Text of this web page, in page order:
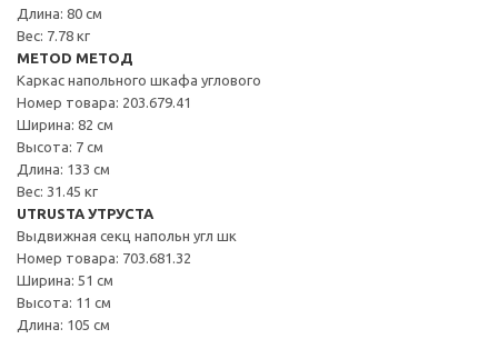
Длина: 80 см
Вес: 7.78 кг
METOD МЕТОД
Каркас напольного шкафа углового
Номер товара: 203.679.41
Ширина: 82 см
Высота: 7 см
Длина: 133 см
Вес: 31.45 кг
UTRUSTA УТРУСТА
Выдвижная секц напольн угл шк
Номер товара: 703.681.32
Ширина: 51 см
Высота: 11 см
Длина: 105 см